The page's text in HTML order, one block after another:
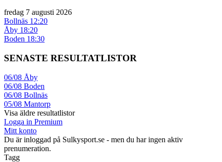
fredag 7 augusti 2026
Bollnäs 12:20
Åby 18:20
Boden 18:30
SENASTE RESULTATLISTOR
06/08 Åby
06/08 Boden
06/08 Bollnäs
05/08 Mantorp
Visa äldre resultatlistor
Logga in Premium
Mitt konto
Du är inloggad på Sulkysport.se - men du har ingen aktiv
prenumeration.
Tagg